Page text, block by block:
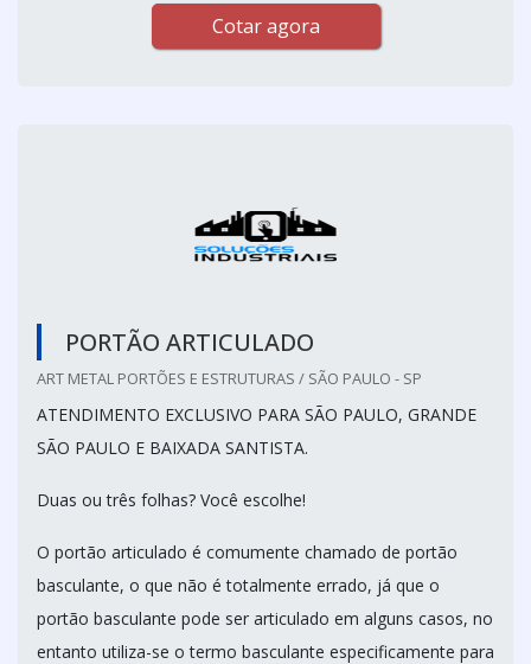
Cotar agora
PORTÃO ARTICULADO
ART METAL PORTÕES E ESTRUTURAS / SÃO PAULO - SP
ATENDIMENTO EXCLUSIVO PARA SÃO PAULO, GRANDE
SÃO PAULO E BAIXADA SANTISTA.
Duas ou três folhas? Você escolhe!
O portão articulado é comumente chamado de portão
basculante, o que não é totalmente errado, já que o
portão basculante pode ser articulado em alguns casos, no
entanto utiliza-se o termo basculante especificamente para